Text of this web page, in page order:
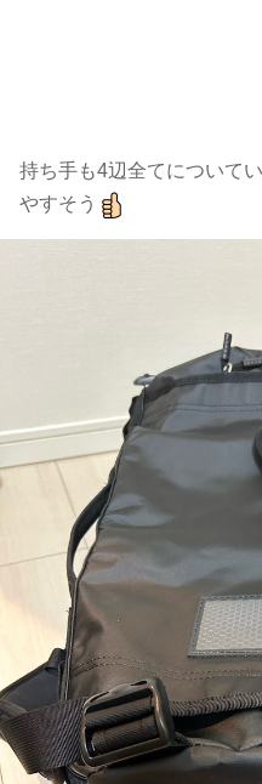
持ち手も4辺全てについて
やすそう